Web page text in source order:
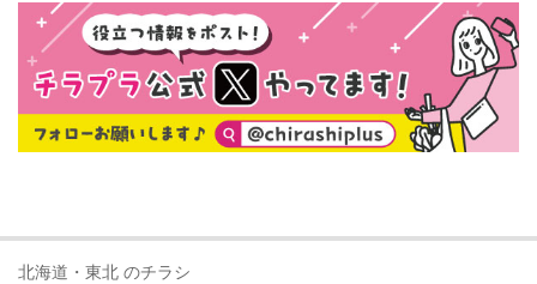
北海道・東北 のチラシ